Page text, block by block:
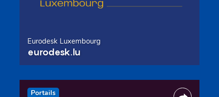
Eurodesk Luxembourg
eurodesk.lu
Portails